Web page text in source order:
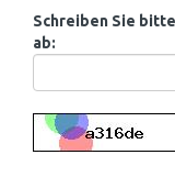
Schreiben Sie
ab: